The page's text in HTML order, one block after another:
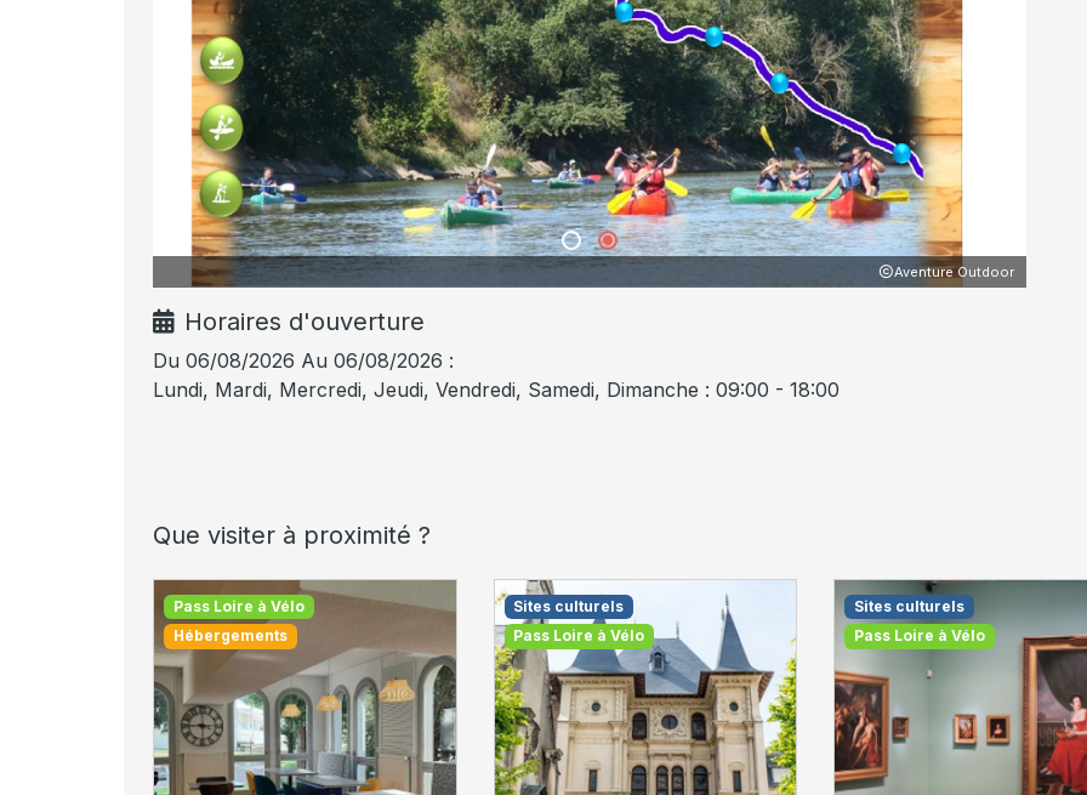
Aventure Outdoor
Horaires d'ouverture
Du 06/08/2026 Au 06/08/2026 :
Lundi, Mardi, Mercredi, Jeudi, Vendredi, Samedi, Dimanche : 09:00 - 18:00
Que visiter à proximité ?
Pass Loire à Vélo
Hébergements
Sites culturels
Pass Loire à Vélo
Sites culturels
Pass Loire à Vélo